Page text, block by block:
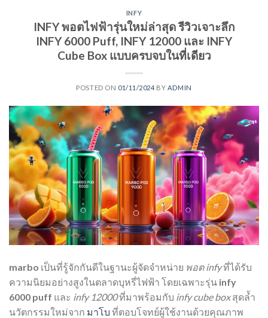
INFY
INFY พอตไฟฟ้ารุ่นใหม่ล่าสุด รีวิวเจาะลึก
INFY 6000 Puff, INFY 12000 และ INFY
Cube Box แบบครบจบในที่เดียว
POSTED ON 01/11/2024 BY ADMIN
marbo เป็นที่รู้จักกันดีในฐานะผู้จัดจำหน่าย พอต infyที่ได้รับ
ความนิยมอย่างสูงในตลาดบุหรี่ไฟฟ้า โดยเฉพาะรุ่น infy
6000 puff และ infy 12000ที่มาพร้อมกับ infy cube boxสุดล้ำ
นวัตกรรมใหม่จาก มาโบ ที่ตอบโจทย์ผู้ใช้งานด้วยคุณภาพ